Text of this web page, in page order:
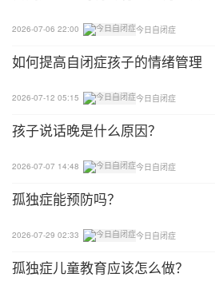
身体能够保持站立，是全身肌
肌肉群的合作需要前庭的参与
坐像，可能是由于前庭觉反应
和本体觉的合作（统合）不足
过于疲劳，大脑就会不断发出
意力的集中度和稳定度。有的
动，注意力分散，也是这个原因
四、视觉学习能力不佳
一些自闭症儿童注意力不佳，
足，阅读的时候跳字跳行。因
2026-07-06 22:00 今日自闭症
如何提高自闭症孩子的情绪管理
2026-07-12 05:15 今日自闭症
孩子说话晚是什么原因？
2026-07-07 14:48 今日自闭症
孤独症能预防吗？
2026-07-29 02:33 今日自闭症
孤独症儿童教育应该怎么做？